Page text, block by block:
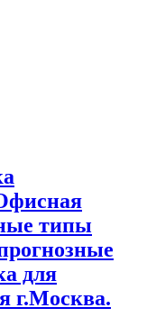
типы
для
г.Москва.